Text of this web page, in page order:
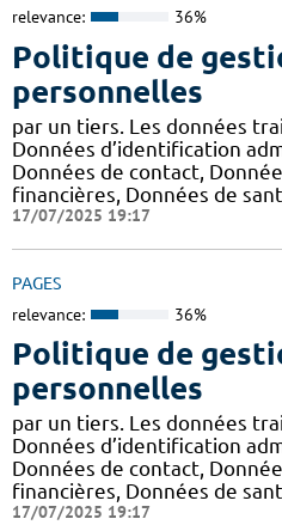
relevance: 36%
Politique de
personnelles
par un tiers. Les données
Données d’identification
Données de contact,
financières, Données de
17/07/2025 19:17
PAGES
relevance: 36%
Politique de
personnelles
par un tiers. Les données
Données d’identification
Données de contact,
financières, Données de
17/07/2025 19:17